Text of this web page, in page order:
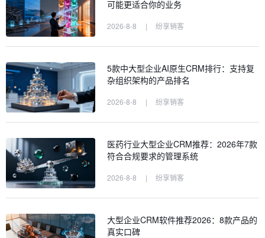
可能更适合你的业务
2026-8-8 | 纷享销客
5款中大型企业AI原生CRM排行：支持复
杂组织架构的产品排名
2026-8-8 | 纷享销客
医药行业大型企业CRM推荐：2026年7款
符合合规要求的管理系统
2026-8-8 | 纷享销客
大型企业CRM软件推荐2026：8款产品的
真实口碑